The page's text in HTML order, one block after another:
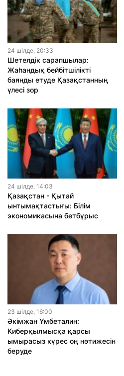
24 шiлде, 20:33
Шетелдік сарапшылар:
Жаһандық бейбітшілікті
баянды етуде Қазақстанның
үлесі зор
24 шiлде, 14:03
Қазақстан - Қытай
ынтымақтастығы: Білім
экономикасына бетбұрыс
23 шiлде, 16:00
Әкімжан Үмбеталин:
Киберқылмысқа қарсы
ымырасыз күрес оң нәтижесін
беруде